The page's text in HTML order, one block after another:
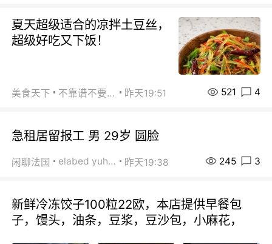
夏天超级适合的凉拌土豆丝，
超级好吃又下饭！
美食天下 不靠谱不要联系 昨天19:51 521 4
急租居留报工 男 29岁 圆脸
闲聊法国 elabed yuhua 昨天19:38 245 3
新鲜冷冻饺子100粒22欧，本店提供早餐包
子，馒头，油条，豆浆，豆沙包，小麻花，